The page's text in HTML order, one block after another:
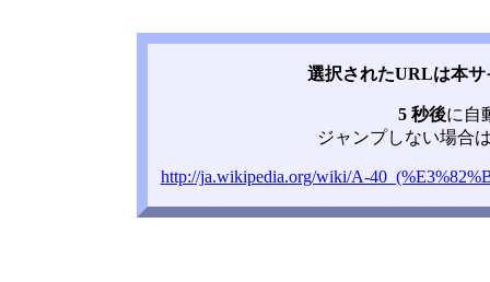
選択されたURLは本
5 秒後に自
ジャンプしない場合
http://ja.wikipedia.org/wiki/A-